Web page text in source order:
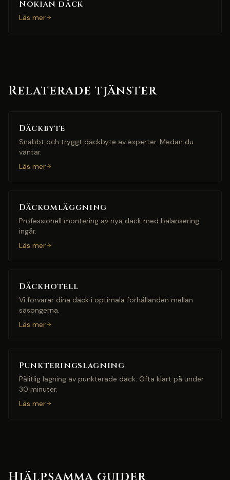
Nokian däck
Läs mer
Relaterade tjänster
Däckbyte
Snabbt och tryggt däckbyte av experter. Medan du
väntar.
Läs mer
Däckomläggning
Professionell montering av nya däck med balansering
ingår.
Läs mer
Däckhotell
Vi förvarar dina däck i optimala förhållanden mellan
säsongerna.
Läs mer
Punkteringslagning
Pålitlig lagning av punkterade däck. Ofta klart på under
30 minuter.
Läs mer